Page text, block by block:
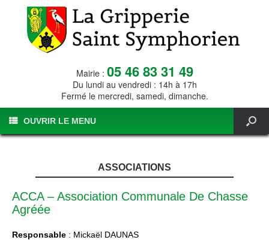
Mairie : 05 46 83 31 49
Du lundi au vendredi : 14h à 17h
Fermé le mercredi, samedi, dimanche.
OUVRIR LE MENU
ASSOCIATIONS
ACCA – Association Communale De Chasse
Agréée
Responsable : Mickaël DAUNAS